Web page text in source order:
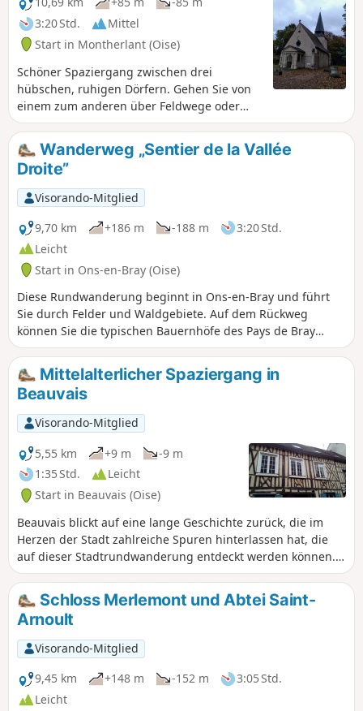
3:20 Std.
Mittel
Start in Montherlant (Oise)
Schöner Spaziergang zwischen drei
hübschen, ruhigen Dörfern. Gehen Sie von
einem zum anderen über Feldwege oder
entlang wenig begehener Straßen.
Wanderweg „Sentier de la Vallée
Droite”
Visorando-Mitglied
9,70 km
+186 m -188 m
3:20 Std.
Leicht
Start in Ons-en-Bray (Oise)
Diese Rundwanderung beginnt in Ons-en-Bray und führt
Sie durch Felder und Waldgebiete. Auf dem Rückweg
können Sie die typischen Bauernhöfe des Pays de Bray
bewundern.
Mittelalterlicher Spaziergang in
Beauvais
Visorando-Mitglied
5,55 km
+9 m
-9 m
1:35 Std.
Leicht
Start in Beauvais (Oise)
Beauvais blickt auf eine lange Geschichte zurück, die im
Herzen der Stadt zahlreiche Spuren hinterlassen hat, die
auf dieser Stadtrundwanderung entdeckt werden können.
Zu bewundern sind die zahlreichen Fachwerkhäuser, die
gepflasterten Gassen, die romanische Kirche Saint-Étienne
und als Höhepunkt die gotische Kathedrale Saint-Pierre, die
sich in einem einzigen Schwung in den Himmel erhebt.
Schloss Merlemont und Abtei Saint-
Arnoult
Visorando-Mitglied
9,45 km
+148 m -152 m
3:05 Std.
Leicht